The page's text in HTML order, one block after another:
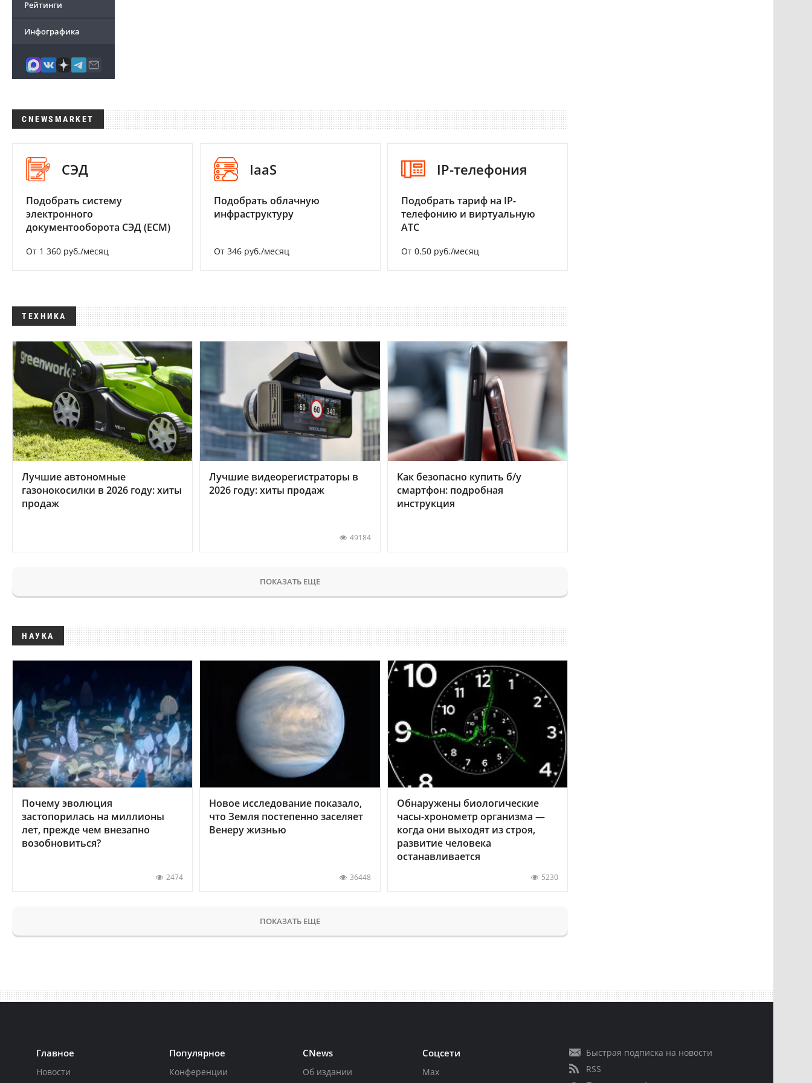
Рейтинги
Инфографика
CNEWSMARKET
СЭД
Подобрать систему
электронного
документооборота СЭД (ECM)
От 1 360 руб./месяц
IaaS
Подобрать облачную
инфраструктуру
От 346 руб./месяц
IP-телефония
Подобрать тариф на IP-
телефонию и виртуальную
АТС
От 0.50 руб./месяц
ТЕХНИКА
Лучшие автономные
газонокосилки в 2026 году: хиты
продаж
Лучшие видеорегистраторы в
2026 году: хиты продаж
49184
Как безопасно купить б/у
смартфон: подробная
инструкция
ПОКАЗАТЬ ЕЩЕ
НАУКА
Почему эволюция
застопорилась на миллионы
лет, прежде чем внезапно
возобновиться?
2474
Новое исследование показало,
что Земля постепенно заселяет
Венеру жизнью
36448
Обнаружены биологические
часы-хронометр организма —
когда они выходят из строя,
развитие человека
останавливается
5230
ПОКАЗАТЬ ЕЩЕ
Главное
Новости
Популярное
Конференции
CNews
Об издании
Соцсети
Max
Быстрая подписка на новости
RSS